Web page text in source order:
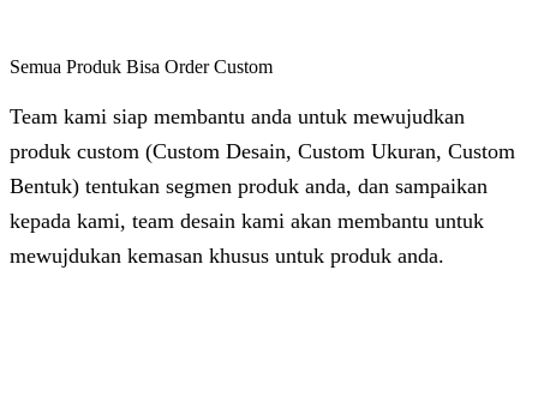
Semua Produk Bisa Order Custom
Team kami siap membantu anda untuk mewujudkan
produk custom (Custom Desain, Custom Ukuran, Custom
Bentuk) tentukan segmen produk anda, dan sampaikan
kepada kami, team desain kami akan membantu untuk
mewujdukan kemasan khusus untuk produk anda.